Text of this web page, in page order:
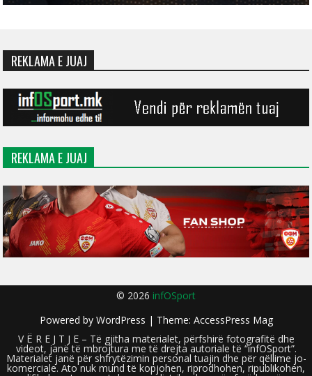
REKLAMA E JUAJ
REKLAMA E JUAJ
© 2026 infOSport
Powered by WordPress | Theme: AccessPress Mag
V Ë R E J T J E – Të gjitha materialet, përfshirë fotografitë dhe
videot, janë të mbrojtura me të drejta autoriale të “infOSport”.
Materialet janë për shfrytëzimin personal tuajin dhe për qëllime jo-
komerciale. Ato nuk mund të kopjohen, riprodhohen, ripublikohen,